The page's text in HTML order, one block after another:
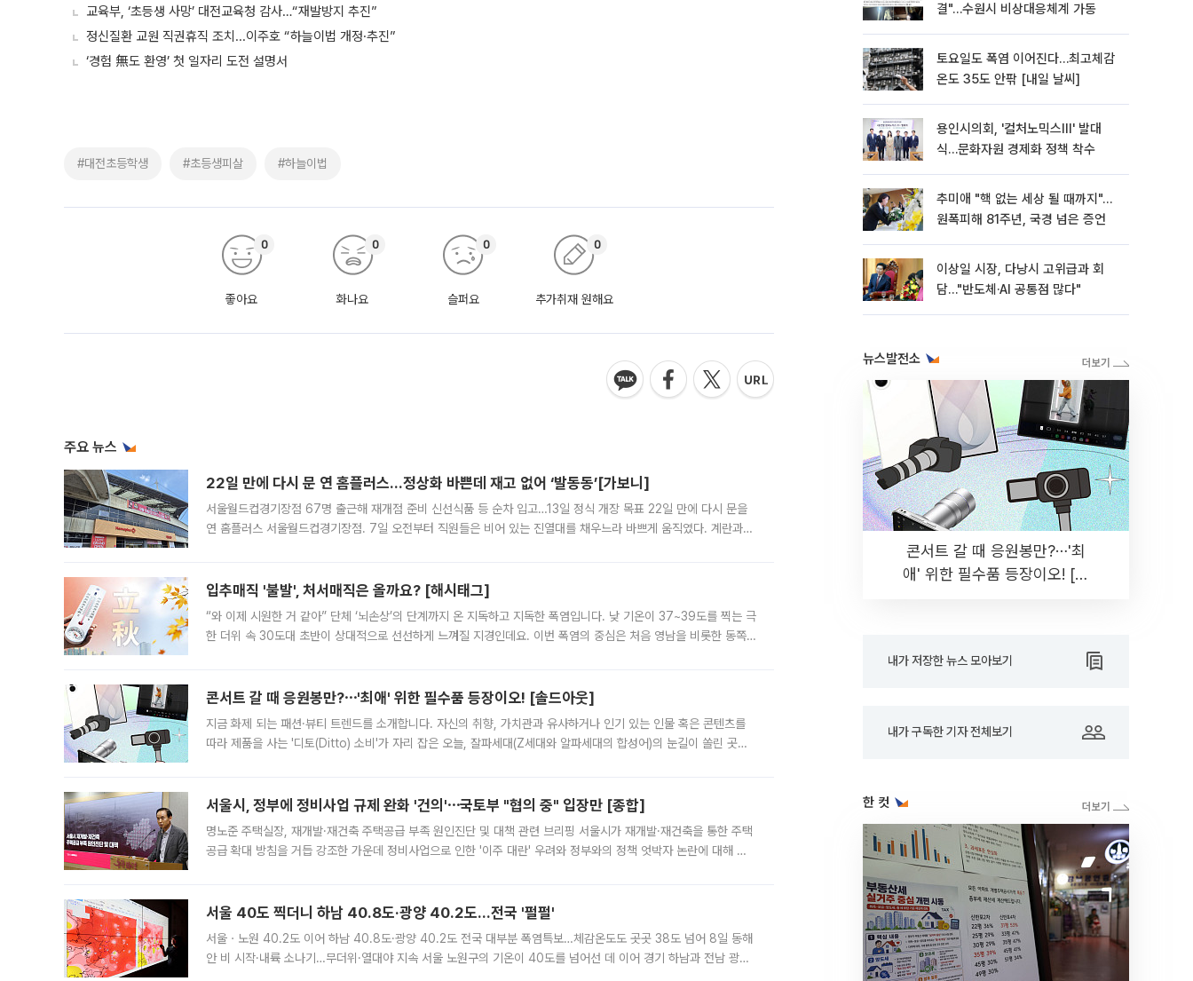
교육부, ‘초등생 사망’ 대전교육청 감사…“재발방지 추진”
정신질환 교원 직권휴직 조치...이주호 “하늘이법 개정·추진”
‘경험 無도 환영’ 첫 일자리 도전 설명서
#대전초등학생 #초등생피살 #하늘이법
좋아요
0
화나요
0
슬퍼요
0
추가취재 원해요
0
주요 뉴스
22일 만에 다시 문 연 홈플러스…정상화 바쁜데 재고 없어 ‘발동동’[가보니]
서울월드컵경기장점 67명 출근해 재개점 준비 신선식품 등 순차 입고…13일 정식 개장 목표 22일 만에 다시 문을
연 홈플러스 서울월드컵경기장점. 7일 오전부터 직원들은 비어 있는 진열대를 채우느라 바쁘게 움직였다. 계란과
입추매직 '불발', 처서매직은 올까요? [해시태그]
“와 이제 시원한 거 같아” 단체 ‘뇌손상’의 단계까지 온 지독하고 지독한 폭염입니다. 낮 기온이 37~39도를 찍는 극
한 더위 속 30도대 초반이 상대적으로 선선하게 느껴질 지경인데요. 이번 폭염의 중심은 처음 영남을 비롯한 동쪽
콘서트 갈 때 응원봉만?⋯'최애' 위한 필수품 등장이오! [솔드아웃]
지금 화제 되는 패션·뷰티 트렌드를 소개합니다. 자신의 취향, 가치관과 유사하거나 인기 있는 인물 혹은 콘텐츠를
따라 제품을 사는 '디토(Ditto) 소비'가 자리 잡은 오늘, 잘파세대(Z세대와 알파세대의 합성어)의 눈길이 쏠린 곳은
서울시, 정부에 정비사업 규제 완화 '건의'⋯국토부 "협의 중" 입장만 [종합]
명노준 주택실장, 재개발·재건축 주택공급 부족 원인진단 및 대책 관련 브리핑 서울시가 재개발·재건축을 통한 주택
공급 확대 방침을 거듭 강조한 가운데 정비사업으로 인한 '이주 대란' 우려와 정부와의 정책 엇박자 논란에 대해 정
서울 40도 찍더니 하남 40.8도·광양 40.2도…전국 '펄펄'
서울ㆍ노원 40.2도 이어 하남 40.8도·광양 40.2도 전국 대부분 폭염특보…체감온도도 곳곳 38도 넘어 8일 동해
안 비 시작·내륙 소나기…무더위·열대야 지속 서울 노원구의 기온이 40도를 넘어선 데 이어 경기 하남과 전남 광양
결"…수원시 비상대응체계 가동
토요일도 폭염 이어진다…최고체감
온도 35도 안팎 [내일 날씨]
용인시의회, '컬처노믹스Ⅲ' 발대
식…문화자원 경제화 정책 착수
추미애 "핵 없는 세상 될 때까지"…
원폭피해 81주년, 국경 넘은 증언
이상일 시장, 다낭시 고위급과 회
담…"반도체·AI 공통점 많다"
뉴스발전소
콘서트 갈 때 응원봉만?⋯'최
애' 위한 필수품 등장이오! [솔
내가 저장한 뉴스 모아보기
내가 구독한 기자 전체보기
한 컷